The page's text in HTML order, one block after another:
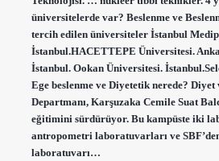
üniversitelerde var? Beslenme ve
tercih edilen üniversiteler İstanbul
İstanbul.HACETTEPE Üniversitesi.
İstanbul. Ookan Üniversitesi.
Ege beslenme ve Diyetetik nerede? Diyet
Departmanı, Karşuzaka Cemile Suat
eğitimini sürdürüyor. Bu kampüste iki
antropometri laboratuvarları ve
laboratuvarı…